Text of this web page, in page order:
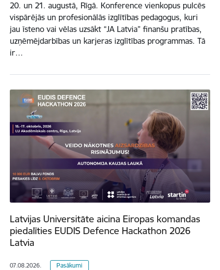
20. un 21. augustā, Rīgā. Konference vienkopus pulcēs
vispārējās un profesionālās izglītības pedagogus, kuri
jau īsteno vai vēlas uzsākt “JA Latvia” finanšu pratības,
uzņēmējdarbības un karjeras izglītības programmas. Tā
ir…
Latvijas Universitāte aicina Eiropas komandas
piedalīties EUDIS Defence Hackathon 2026
Latvia
07.08.2026. Pasākumi